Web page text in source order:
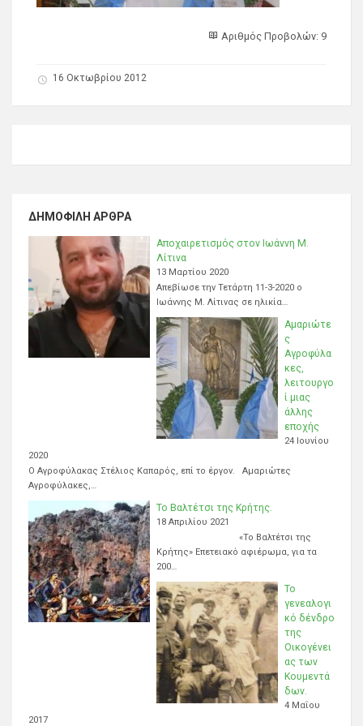
Αριθμός Προβολών: 9
16 Οκτωβρίου 2012
ΔΗΜΟΦΙΛΉ ΆΡΘΡΑ
Αποχαιρετισμός στον Ιωάννη Μ.
Λίτινα
13 Μαρτίου 2020
Απεβίωσε την Τετάρτη 11-3-2020 ο
Ιωάννης Μ. Λίτινας σε ηλικία…
Αμαριώτε
ς
Αγροφύλα
κες,
λειτουργο
ί μιας
άλλης
εποχής
24 Ιουνίου
2020
Ο Αγροφύλακας Στέλιος Καπαρός, επί το έργον. Αμαριώτες
Αγροφύλακες,…
Το Βαλτέτσι της Κρήτης.
18 Απριλίου 2021
«Το Βαλτέτσι της
Κρήτης» Επετειακό αφιέρωμα, για τα
200…
Το
γενεαλογι
κό δένδρο
της
Οικογένει
ας των
Κουμεντά
δων.
4 Μαΐου
2017